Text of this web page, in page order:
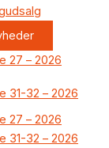
27 – 2026
31-32 – 2026
27 – 2026
31-32 – 2026